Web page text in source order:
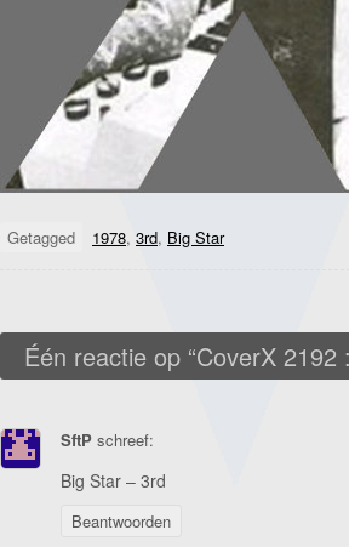
Getagged 1978, 3rd, Big Star
Één reactie op “CoverX 2192
SftP schreef:
Big Star – 3rd
Beantwoorden